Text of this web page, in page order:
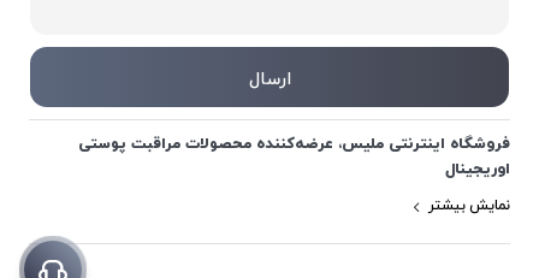
فروشگاه اینترنتی ملیس، عرضه‌کننده محصولات مراقبت پوستی
اوریجینال
نمایش بیشتر